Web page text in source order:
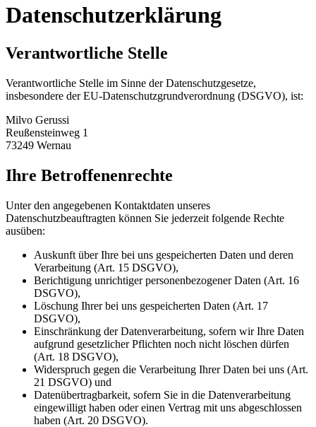
Datenschutzerklärung
Verantwortliche Stelle
Verantwortliche Stelle im Sinne der Datenschutzgesetze,
insbesondere der EU-Datenschutzgrundverordnung (DSGVO), ist:
Milvo Gerussi
Reußensteinweg 1
73249 Wernau
Ihre Betroffenenrechte
Unter den angegebenen Kontaktdaten unseres
Datenschutzbeauftragten können Sie jederzeit folgende Rechte
ausüben:
Auskunft über Ihre bei uns gespeicherten Daten und deren
Verarbeitung (Art. 15 DSGVO),
Berichtigung unrichtiger personenbezogener Daten (Art. 16
DSGVO),
Löschung Ihrer bei uns gespeicherten Daten (Art. 17
DSGVO),
Einschränkung der Datenverarbeitung, sofern wir Ihre Daten
aufgrund gesetzlicher Pflichten noch nicht löschen dürfen
(Art. 18 DSGVO),
Widerspruch gegen die Verarbeitung Ihrer Daten bei uns (Art.
21 DSGVO) und
Datenübertragbarkeit, sofern Sie in die Datenverarbeitung
eingewilligt haben oder einen Vertrag mit uns abgeschlossen
haben (Art. 20 DSGVO).